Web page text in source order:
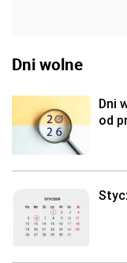
Dni wolne
Dni
od